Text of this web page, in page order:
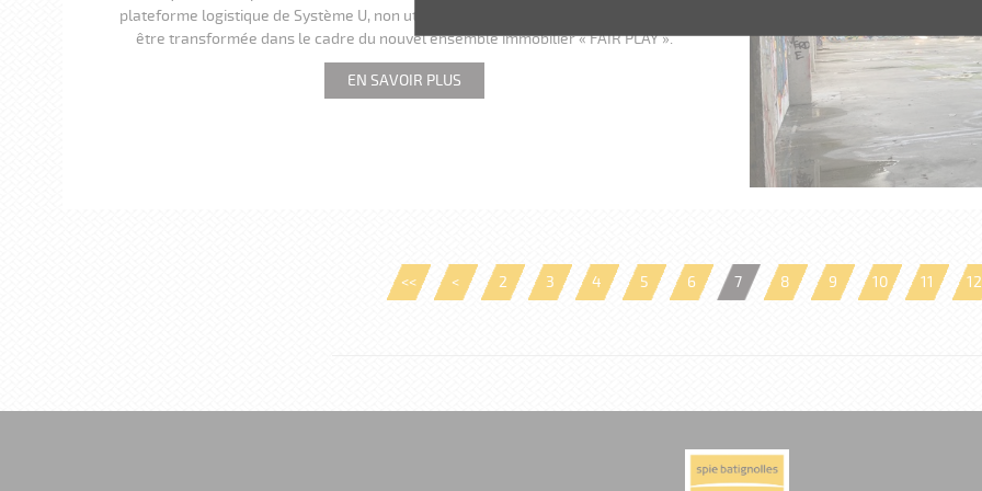
plateforme logistique de Système U, non utilisée depuis de nombreuses années va
être transformée dans le cadre du nouvel ensemble immobilier « FAIR PLAY ».
EN SAVOIR PLUS
<< < 2 3 4 5 6 7 8 9 10 11 12